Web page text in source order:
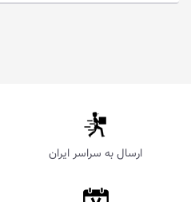
ارسال به سراسر ایران